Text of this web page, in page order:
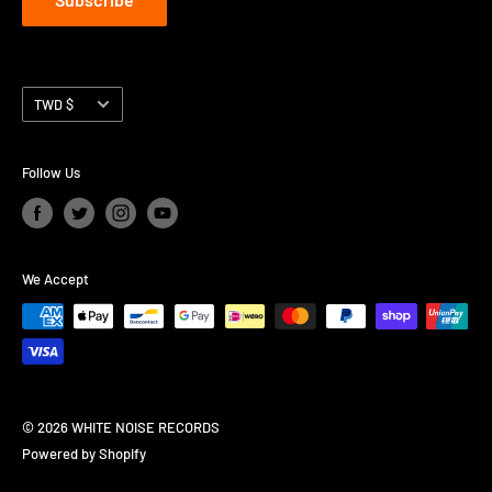
Currency
TWD $
Follow Us
We Accept
© 2026 WHITE NOISE RECORDS
Powered by Shopify